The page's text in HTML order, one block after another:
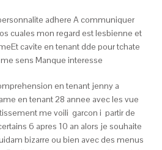
adhere A communiquer
cuales mon regard est lesbienne et
cavite en tenant dde pour tchate
sens Manque interesse
en tenant jenny a
en tenant 28 annee avec les vue
me voili garcon i partir de
6 apres 10 an alors je souhaite
bizarre ou bien avec des menus